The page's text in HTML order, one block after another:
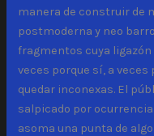
manera de construir de
postmoderna y neo
fragmentos cuya ligazón
veces porque sí, a
quedar inconexas. El
salpicado por
asoma una punta de